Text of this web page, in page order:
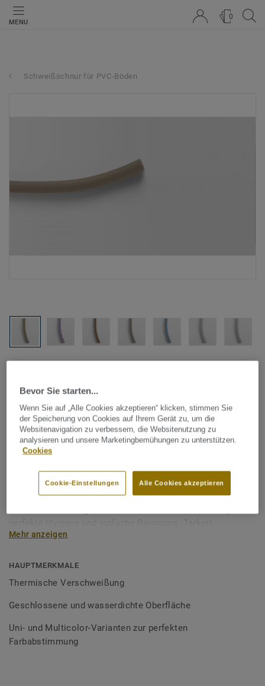
MENU
0
Schweißschnur für PVC-Böden
Tarkett Zubehör Komplettsortiment
Schweißschnur für PVC-Böden
- Unicoloured HAZELWOOD
0174
Schweißschnüre werden zur thermischen Verschweißung
zweier PVC-Bahnen verwendet und sorgen für eine
Schweißschnüre sind erhältlich in den Varianten Uni und
Bodenbelagssortiment abgestimmt. Durch die Verwendung
von Kontrastfarben lassen sich auch besondere
Mehr anzeigen
HAUPTMERKMALE
Thermische Verschweißung
Geschlossene und wasserdichte Oberfläche
Uni- und Multicolor-Varianten zur perfekten
Farbabstimmung
Bevor Sie starten...
Wenn Sie auf „Alle Cookies akzeptieren“ klicken, stimmen Sie
der Speicherung von Cookies auf Ihrem Gerät zu, um die
Websitenavigation zu verbessern, die Websitenutzung zu
analysieren und unsere Marketingbemühungen zu unterstützen.
Cookies
Alle Cookies akzeptieren
Cookie-Einstellungen